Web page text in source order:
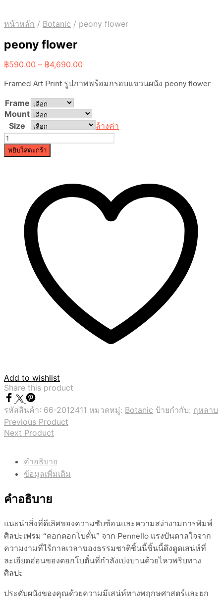
หน้าหลัก / Botanic / peony flower
peony flower
฿590.00 – ฿4,690.00
฿590.00
Framed Art Print รูปภาพพร้อมกรอบแขวนผนัง peony flower
Frame
Mount
Size
ล้างค่า
จำนวน
peony
flower
หยิบใส่ตะกร้า
Add to wishlist
Share this product
รหัสสินค้า: 66-2012411 หมวดหมู่: Botanic ป้ายกำกับ: กุหลาบ
Previous Product
Next Product
คำอธิบาย
ข้อมูลเพิ่มเติม
คำอธิบาย
แนะนำสิ่งที่ดีเลิศของความซับซ้อนและความสง่างามการพิมพ์
ศิลปะเฟรม “ดอกดอกโบตั๋น” จาก Pennello แรงบันดาลใจจาก
ความงามที่ไร้กาลเวลาของธรรมชาติชิ้นนี้ชิ้นนี้ดึงดูดเสน่ห์ที่
ละเอียดอ่อนของดอกโบตั๋นที่กำลังเบ่งบานด้วยไหวพริบทาง
ศิลปะ
ประดับผนังของคุณด้วยความมีเสน่ห์ทางพฤกษศาสตร์และยก